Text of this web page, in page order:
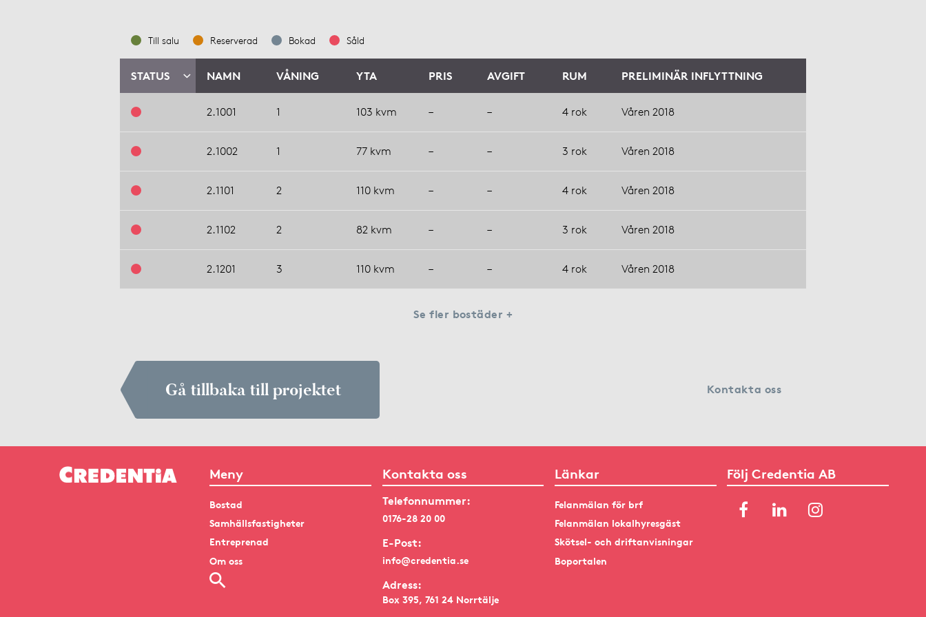
Till salu Reserverad Bokad Såld
STATUS NAMN VÅNING YTA PRIS AVGIFT RUM PRELIMINÄR INFLYTTNING
2.1001 1 103 kvm – – 4 rok Våren 2018
2.1002 1 77 kvm – – 3 rok Våren 2018
2.1101 2 110 kvm – – 4 rok Våren 2018
2.1102 2 82 kvm – – 3 rok Våren 2018
2.1201 3 110 kvm – – 4 rok Våren 2018
Se fler bostäder +
Gå tillbaka till projektet Kontakta oss
Meny
Bostad
Samhällsfastigheter
Entreprenad
Om oss
Kontakta oss
Telefonnummer:
0176-28 20 00
E-Post:
info@credentia.se
Adress:
Box 395, 761 24 Norrtälje
Länkar
Felanmälan för brf
Felanmälan lokalhyresgäst
Skötsel- och driftanvisningar
Boportalen
Följ Credentia AB